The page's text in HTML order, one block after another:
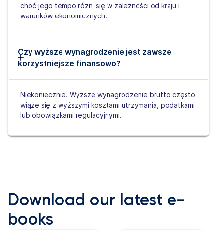
choć jego tempo różni się w zależności od kraju i
warunków ekonomicznych.
Czy wyższe wynagrodzenie jest zawsze
korzystniejsze finansowo?
Niekoniecznie. Wyższe wynagrodzenie brutto często
wiąże się z wyższymi kosztami utrzymania, podatkami
lub obowiązkami regulacyjnymi.
Download our latest e-
books